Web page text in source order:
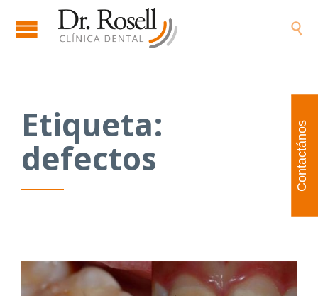

Etiqueta:
defectos
Contactános